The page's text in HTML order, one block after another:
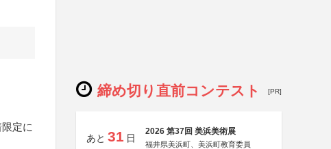
定に
締め切り直前コンテスト [PR]
あと 31 日
2026 第37回 美浜美術展
福井県美浜町、美浜町教育委員